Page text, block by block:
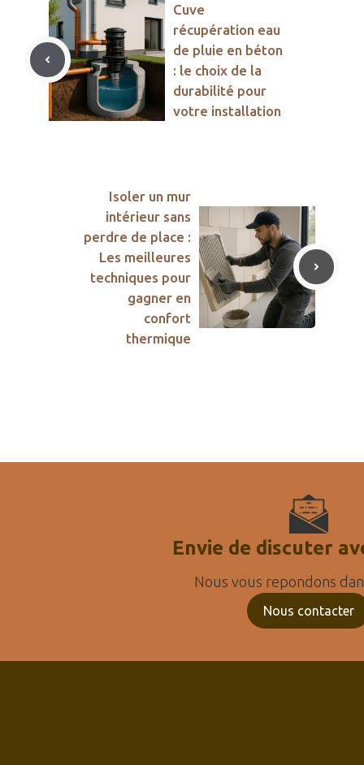
Cuve
récupération eau
de pluie en béton
: le choix de la
durabilité pour
votre installation
Isoler un mur
intérieur sans
perdre de place :
Les meilleures
techniques pour
gagner en
confort
thermique
Envie de discuter
Nous vous repondons
Nous contacter